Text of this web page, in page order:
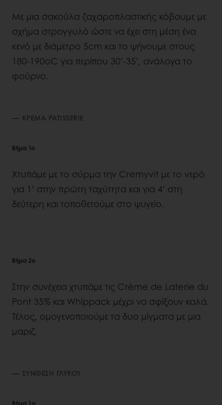
Με μια σακούλα ζαχαροπλαστικής κόβουμε με
σχήμα στρογγυλό ώστε να έχει στη μέση ένα
κενό με διάμετρο 5cm και το ψήνουμε στους
180-190οC για περίπου 30’-35’, ανάλογα το
φούρνο.
ΚΡΕΜΑ PATISSERIE
Βήμα 1ο
Χτυπάμε με το σύρμα την Cremyvit με το νερό
για 1’ στην πρώτη ταχύτητα και για 4’ στη
δεύτερη και τοποθετούμε στο ψυγείο.
Βήμα 2ο
Στην συνέχεια χτυπάμε τις Crème de Laterie du
Pont 35% και Whippack μέχρι να σφίξουν καλά.
Τέλος, ομογενοποιούμε τα δυο μίγματα με μια
μαριζ.
ΣΎΝΘΕΣΗ ΓΛΥΚΟΥ
Βήμα 1o